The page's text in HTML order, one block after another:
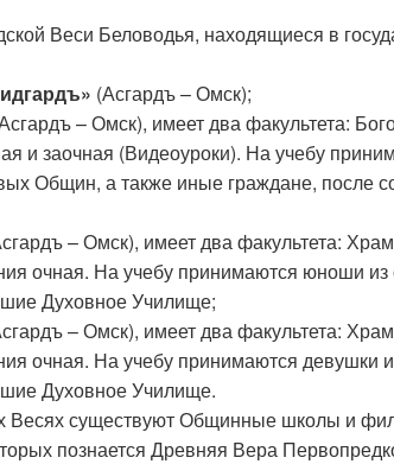
Веси Беловодья, находящиеся в
(Асгардъ – Омск);
– Омск), имеет два факультета:
и заочная (Видеоуроки). На учебу
Общин, а также иные граждане, после
– Омск), имеет два факультета:
очная. На учебу принимаются юноши из
Духовное Училище;
– Омск), имеет два факультета:
очная. На учебу принимаются девушки
Духовное Училище.
Весях существуют Общинные школы и
познается Древняя Вера